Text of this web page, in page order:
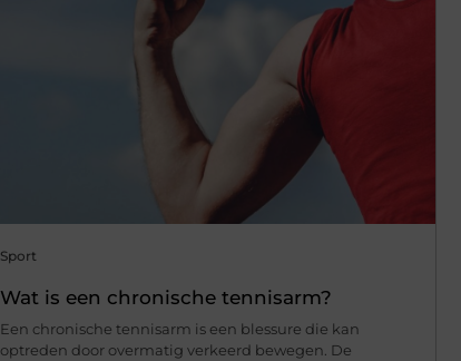
Sport
Wat is een chronische tennisarm?
Een chronische tennisarm is een blessure die kan
optreden door overmatig verkeerd bewegen. De